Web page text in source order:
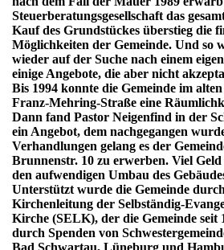
Steuerberatungsgesellschaft das
Kauf des Grundstückes überstieg die
Möglichkeiten der Gemeinde. Und so
wieder auf der Suche nach einem
einige Angebote, die aber nicht
Bis 1994 konnte die Gemeinde im
Franz-Mehring-Straße eine
Dann fand Pastor Neigenfind in der
ein Angebot, dem nachgegangen
Verhandlungen gelang es der
Brunnenstr. 10 zu erwerben. Viel
den aufwendigen Umbau des
Unterstützt wurde die Gemeinde
Kirchenleitung der Selbständig-
Kirche (SELK), der die Gemeinde seit
durch Spenden von
Bad Schwartau, Lüneburg und